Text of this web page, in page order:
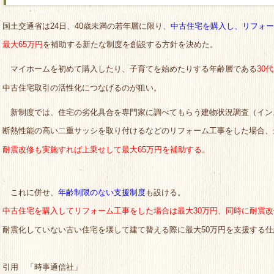
国土交通省は24日、40歳未満の若年層に限り、 中古住宅を購入し、リフォ
最大65万円 を補助する新たな制度を創設する方針を決めた。
マイホームを初めて購入したり、子育てを始めたりする年齢層である30
中古住宅取引の活性化につなげるのが狙い。
新制度では、住宅の劣化具合を専門家に調べてもらう建物状況調査（イ
断熱性能の高い二重サッシを取り付けるなどのリフォーム工事をした場合、
耐震改修も実施すれば上乗せして最大65万円を補助する。
これに併せ、 年齢制限のない支援制度も設ける。
中古住宅を購入してリフォーム工事をした場合は最大30万円、同時に耐震
耐震化していない古い住宅を壊して建て替える際に最大50万円を支援す
引用 「時事通信社」